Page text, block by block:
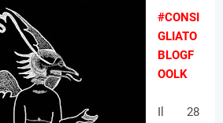
#CONSI
GLIATO
BLOGF
OOLK
Il 28